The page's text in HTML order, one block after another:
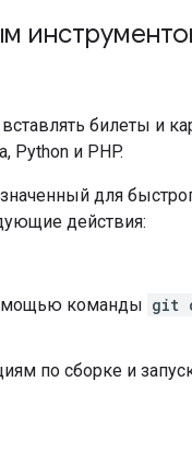
билеты и
Python и PHP.
для
действия:
команды git
по сборке и